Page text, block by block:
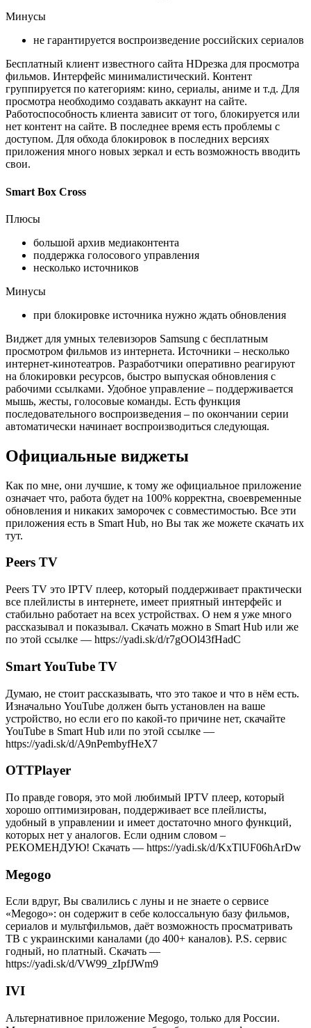
Минусы
не гарантируется воспроизведение российских сериалов
Бесплатный клиент известного сайта HDрезка для просмотра
фильмов. Интерфейс минималистический. Контент
группируется по категориям: кино, сериалы, аниме и т.д. Для
просмотра необходимо создавать аккаунт на сайте.
Работоспособность клиента зависит от того, блокируется или
нет контент на сайте. В последнее время есть проблемы с
доступом. Для обхода блокировок в последних версиях
приложения много новых зеркал и есть возможность вводить
свои.
Smart Box Cross
Плюсы
большой архив медиаконтента
поддержка голосового управления
несколько источников
Минусы
при блокировке источника нужно ждать обновления
Виджет для умных телевизоров Samsung c бесплатным
просмотром фильмов из интернета. Источники – несколько
интернет-кинотеатров. Разработчики оперативно реагируют
на блокировки ресурсов, быстро выпуская обновления с
рабочими ссылками. Удобное управление – поддерживается
мышь, жесты, голосовые команды. Есть функция
последовательного воспроизведения – по окончании серии
автоматически начинает воспроизводиться следующая.
Официальные виджеты
Как по мне, они лучшие, к тому же официальное приложение
означает что, работа будет на 100% корректна, своевременные
обновления и никаких заморочек с совместимостью. Все эти
приложения есть в Smart Hub, но Вы так же можете скачать их
тут.
Peers TV
Peers TV это IPTV плеер, который поддерживает практически
все плейлисты в интернете, имеет приятный интерфейс и
стабильно работает на всех устройствах. О нем я уже много
рассказывал и показывал. Скачать можно в Smart Hub или же
по этой ссылке — https://yadi.sk/d/r7gOOl43fHadC
Smart YouTube TV
Думаю, не стоит рассказывать, что это такое и что в нём есть.
Изначально YouTube должен быть установлен на ваше
устройство, но если его по какой-то причине нет, скачайте
YouTube в Smart Hub или по этой ссылке —
https://yadi.sk/d/A9nPembyfHeX7
OTTPlayer
По правде говоря, это мой любимый IPTV плеер, который
хорошо оптимизирован, поддерживает все плейлисты,
удобный в управлении и имеет достаточно много функций,
которых нет у аналогов. Если одним словом –
РЕКОМЕНДУЮ! Скачать — https://yadi.sk/d/KxTlUF06hArDw
Megogo
Если вдруг, Вы свалились с луны и не знаете о сервисе
«Megogo»: он содержит в себе колоссальную базу фильмов,
сериалов и мультфильмов, даёт возможность просматривать
ТВ с украинскими каналами (до 400+ каналов). P.S. сервис
годный, но платный. Скачать —
https://yadi.sk/d/VW99_zIpfJWm9
IVI
Альтернативное приложение Megogo, только для России.